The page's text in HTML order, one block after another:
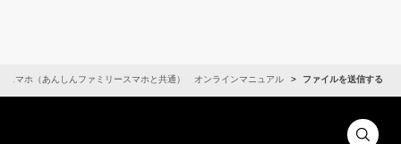
スマホ（あんしんファミリースマホと共通） オンラインマニュアル ファイルを送信する